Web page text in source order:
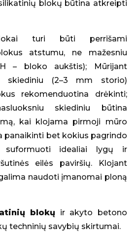
blokų būtina atkreipti
turi būti perrišami
atstumu, ne mažesniu
– bloko aukštis);
Mūrijant
skiediniu (2–3 mm storio)
rekomenduotina drėkinti;
skiediniu būtina
kai klojama pirmoji mūro
panaikinti bet kokius pagrindo
suformuoti idealiai lygų ir
eilės paviršių. Klojant
naudoti įmanomai ploną
blokų
ir akyto betono
techninių savybių skirtumai.